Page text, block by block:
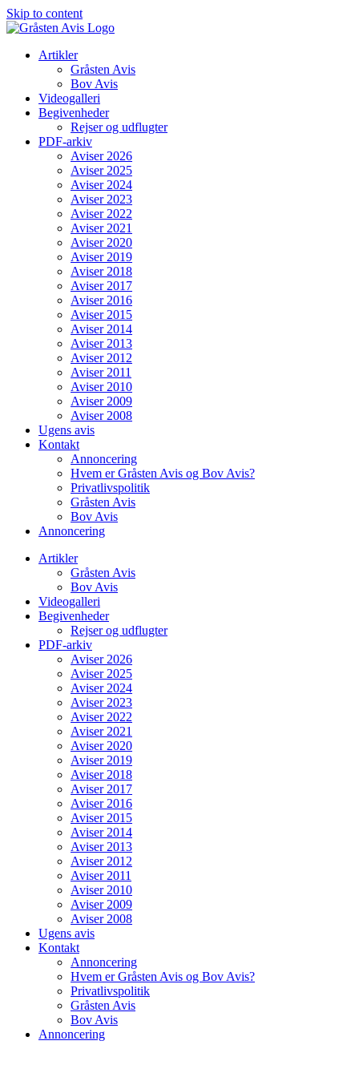
Skip to content
Artikler
Gråsten Avis
Bov Avis
Videogalleri
Begivenheder
Rejser og udflugter
PDF-arkiv
Aviser 2026
Aviser 2025
Aviser 2024
Aviser 2023
Aviser 2022
Aviser 2021
Aviser 2020
Aviser 2019
Aviser 2018
Aviser 2017
Aviser 2016
Aviser 2015
Aviser 2014
Aviser 2013
Aviser 2012
Aviser 2011
Aviser 2010
Aviser 2009
Aviser 2008
Ugens avis
Kontakt
Annoncering
Hvem er Gråsten Avis og Bov Avis?
Privatlivspolitik
Gråsten Avis
Bov Avis
Annoncering
Artikler
Gråsten Avis
Bov Avis
Videogalleri
Begivenheder
Rejser og udflugter
PDF-arkiv
Aviser 2026
Aviser 2025
Aviser 2024
Aviser 2023
Aviser 2022
Aviser 2021
Aviser 2020
Aviser 2019
Aviser 2018
Aviser 2017
Aviser 2016
Aviser 2015
Aviser 2014
Aviser 2013
Aviser 2012
Aviser 2011
Aviser 2010
Aviser 2009
Aviser 2008
Ugens avis
Kontakt
Annoncering
Hvem er Gråsten Avis og Bov Avis?
Privatlivspolitik
Gråsten Avis
Bov Avis
Annoncering